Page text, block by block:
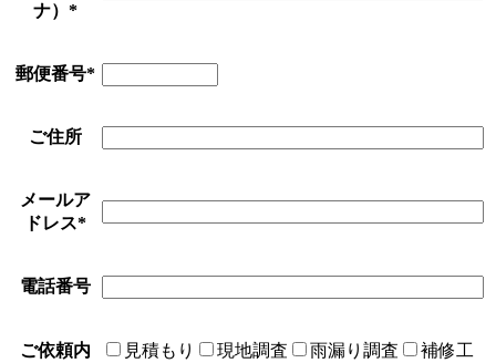
ナ） *
郵便番号*
ご住所
メールア
ドレス*
電話番号
ご依頼内
見積もり 現地調査 雨漏り調査
補修工